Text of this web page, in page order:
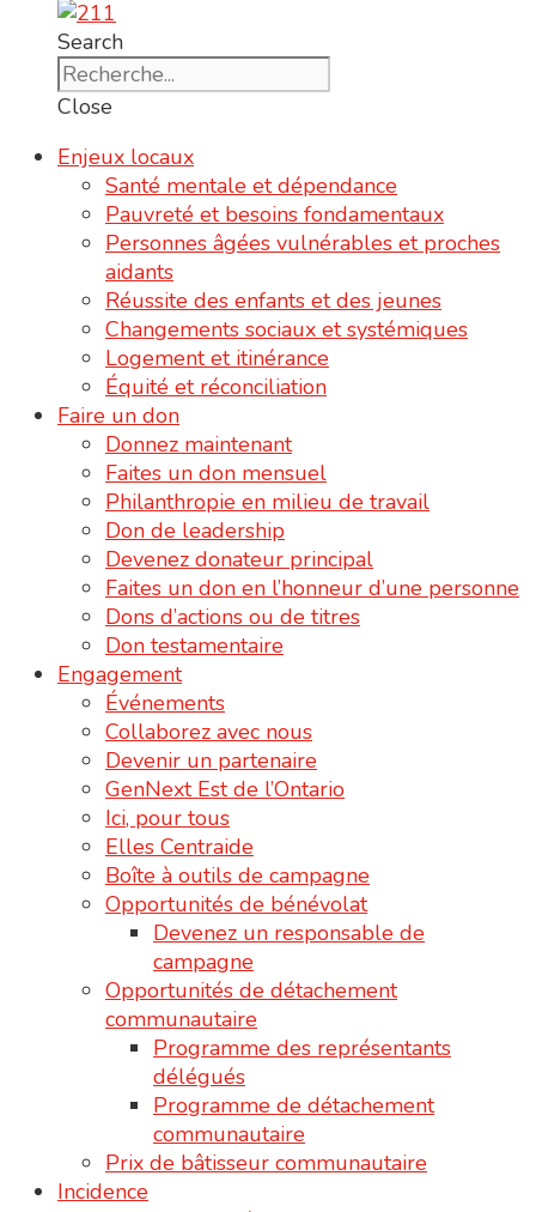
Search
Close
Enjeux locaux
Santé mentale et dépendance
Pauvreté et besoins fondamentaux
Personnes âgées vulnérables et proches
aidants
Réussite des enfants et des jeunes
Changements sociaux et systémiques
Logement et itinérance
Équité et réconciliation
Faire un don
Donnez maintenant
Faites un don mensuel
Philanthropie en milieu de travail
Don de leadership
Devenez donateur principal
Faites un don en l’honneur d’une personne
Dons d’actions ou de titres
Don testamentaire
Engagement
Événements
Collaborez avec nous
Devenir un partenaire
GenNext Est de l’Ontario
Ici, pour tous
Elles Centraide
Boîte à outils de campagne
Opportunités de bénévolat
Devenez un responsable de
campagne
Opportunités de détachement
communautaire
Programme des représentants
délégués
Programme de détachement
communautaire
Prix de bâtisseur communautaire
Incidence